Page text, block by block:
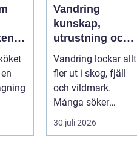
s...
Vandring
kunskap,
utrustning och
trygghet på
leden
Vandring lockar allt
fler ut i skog, fjäll
och vildmark.
Många söker
stillhet, enkel...
30 juli 2026